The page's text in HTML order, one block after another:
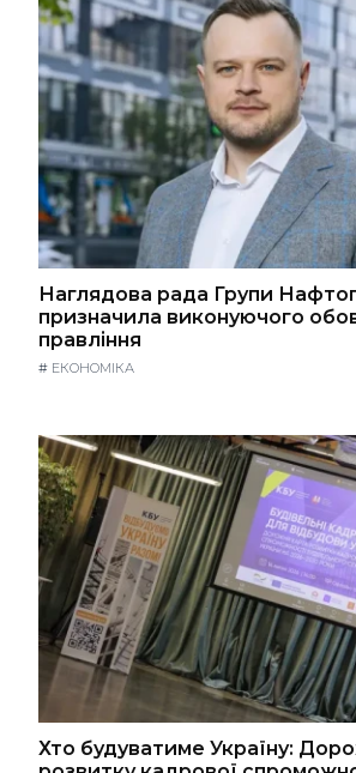
Наглядова рада Групи
призначила виконуючого
правління
# ЕКОНОМІКА
Хто будуватиме Україну: